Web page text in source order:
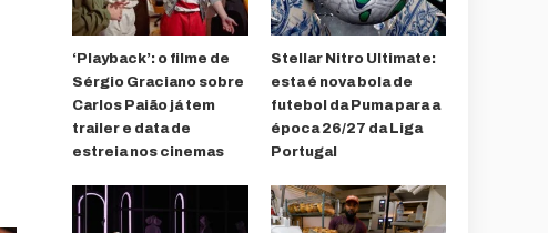
‘Playback’: o filme de
Sérgio Graciano sobre
Carlos Paião já tem
trailer e data de
estreia nos cinemas
Stellar Nitro Ultimate:
esta é nova bola de
futebol da Puma para a
época 26/27 da Liga
Portugal